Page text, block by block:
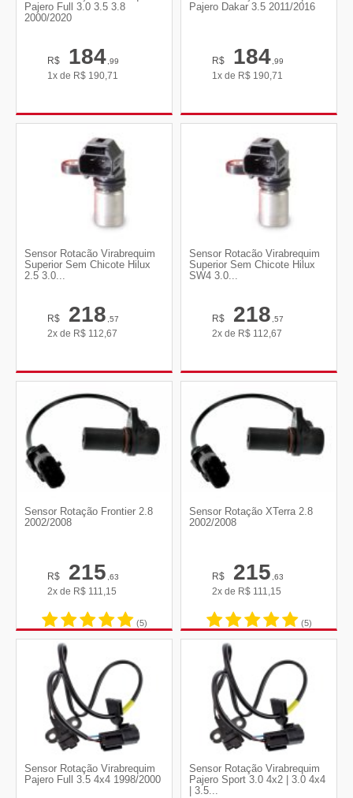
Pajero Full 3.0 3.5 3.8
2000/2020
R$ 184,99
1x de R$ 190,71
Pajero Dakar 3.5 2011/2016
R$ 184,99
1x de R$ 190,71
Sensor Rotacão Virabrequim
Superior Sem Chicote Hilux
2.5 3.0...
R$ 218,57
2x de R$ 112,67
Sensor Rotacão Virabrequim
Superior Sem Chicote Hilux
SW4 3.0...
R$ 218,57
2x de R$ 112,67
Sensor Rotação Frontier 2.8
2002/2008
R$ 215,63
2x de R$ 111,15
(5)
Sensor Rotação XTerra 2.8
2002/2008
R$ 215,63
2x de R$ 111,15
(5)
Sensor Rotação Virabrequim
Pajero Full 3.5 4x4 1998/2000
Sensor Rotação Virabrequim
Pajero Sport 3.0 4x2 | 3.0 4x4
| 3.5...